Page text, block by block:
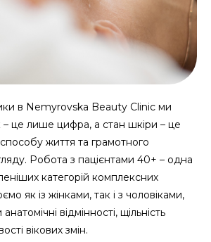
в Nemyrovska Beauty Clinic ми
– це лише цифра, а стан шкіри – це
життя та грамотного
Робота з пацієнтами 40+ – одна
категорій комплексних
як із жінками, так і з чоловіками,
відмінності, щільність
вікових змін.